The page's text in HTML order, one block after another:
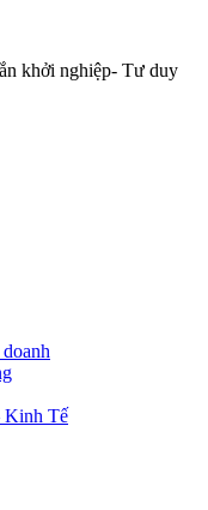
khởi nghiệp- Tư duy
Kinh Tế